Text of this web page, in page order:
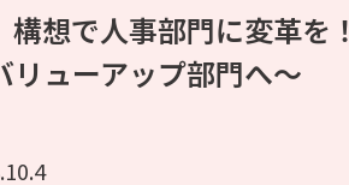
想で人事部門に変革を！
ューアップ部門へ～